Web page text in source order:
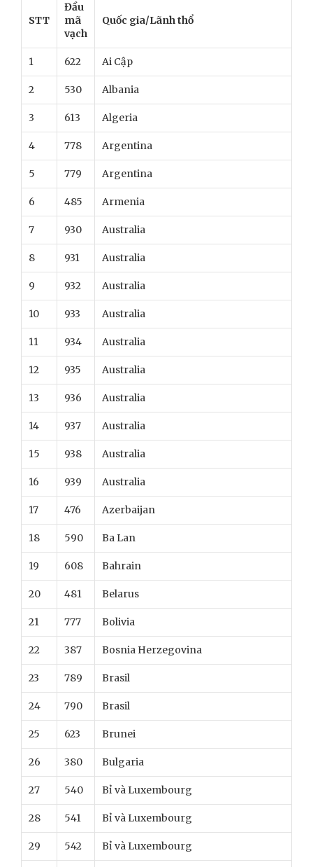
STT
Đầu
mã
vạch
Quốc gia/Lãnh thổ
1 622 Ai Cập
2 530 Albania
3 613 Algeria
4 778 Argentina
5 779 Argentina
6 485 Armenia
7 930 Australia
8 931 Australia
9 932 Australia
10 933 Australia
11 934 Australia
12 935 Australia
13 936 Australia
14 937 Australia
15 938 Australia
16 939 Australia
17 476 Azerbaijan
18 590 Ba Lan
19 608 Bahrain
20 481 Belarus
21 777 Bolivia
22 387 Bosnia Herzegovina
23 789 Brasil
24 790 Brasil
25 623 Brunei
26 380 Bulgaria
27 540 Bỉ và Luxembourg
28 541 Bỉ và Luxembourg
29 542 Bỉ và Luxembourg